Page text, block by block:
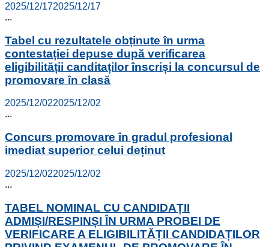
2025/12/172025/12/17
...
Tabel cu rezultatele obținute în urma
contestației depuse după verificarea
eligibilității canditaților înscriși la concursul de
promovare în clasă
2025/12/022025/12/02
...
Concurs promovare în gradul profesional
imediat superior celui deținut
2025/12/022025/12/02
...
TABEL NOMINAL CU CANDIDAȚII
ADMIȘI/RESPINȘI ÎN URMA PROBEI DE
VERIFICARE A ELIGIBILITĂȚII CANDIDAȚILOR